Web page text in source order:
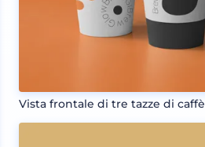
Vista frontale di tre tazze di caffè